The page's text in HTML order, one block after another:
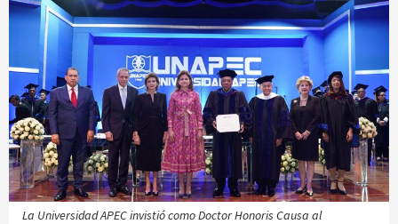
La Universidad APEC invistió como Doctor Honoris Causa al